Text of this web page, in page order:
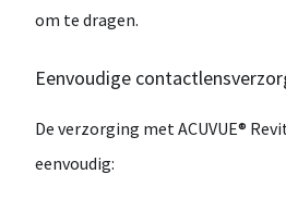
om te dragen.
Eenvoudige
De verzorging metACUVUE®
eenvoudig: